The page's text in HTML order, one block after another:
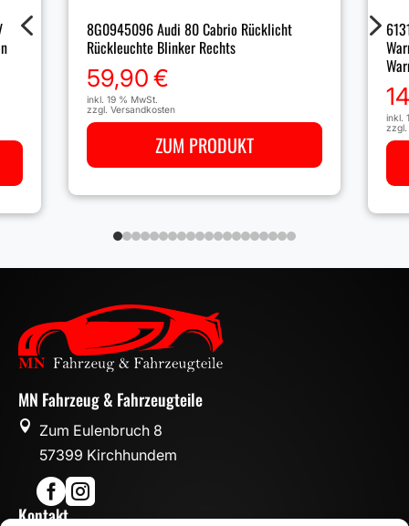
8G0945096 Audi 80 Cabrio Rücklicht
Rückleuchte Blinker Rechts
59,90€
inkl. 19 % MwSt.
zzgl. Versandkosten
ZUM PRODUKT
inkl.
zzgl.
4 5
MN Fahrzeug & Fahrzeugteile

Zum Eulenbruch 8
57399 Kirchhundem

Kontakt